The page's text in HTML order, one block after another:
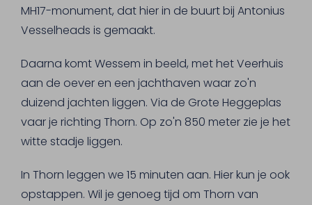
MH17-monument, dat hier in de buurt bij Antonius
Vesselheads is gemaakt.
Daarna komt Wessem in beeld, met het Veerhuis
aan de oever en een jachthaven waar zo'n
duizend jachten liggen. Via de Grote Heggeplas
vaar je richting Thorn. Op zo'n 850 meter zie je het
witte stadje liggen.
In Thorn leggen we 15 minuten aan. Hier kun je ook
opstappen. Wil je genoeg tijd om Thorn van